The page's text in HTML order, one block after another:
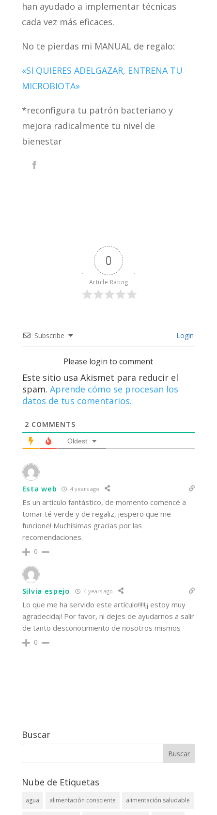
han ayudado a implementar técnicas
cada vez más eficaces.
No te pierdas mi MANUAL de regalo:
«SI QUIERES ADELGAZAR, ENTRENA TU
MICROBIOTA»
*reconfigura tu patrón bacteriano y
mejora radicalmente tu nivel de
bienestar
0
Article Rating
Subscribe Login
Please login to comment
Este sitio usa Akismet para reducir el
spam. Aprende cómo se procesan los
datos de tus comentarios.
2 COMMENTS
Oldest
Esta web 4 years ago
Es un artículo fantástico, de momento comencé a
tomar té verde y de regaliz, ¡espero que me
funcione! Muchísimas gracias por las
recomendaciones.
0
Silvia espejo 4 years ago
Lo que me ha servido este artículo!!!!!¡¡ estoy muy
agradecida¡! Por favor, ni dejes de ayudarnos a salir
de tanto desconocimiento de nosotros mismos
0
Buscar
Nube de Etiquetas
agua alimentación consciente alimentación saludable